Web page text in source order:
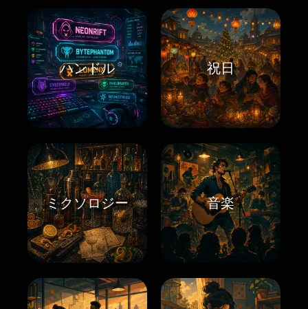
ハンドル 祝日
ミクソロジー 音楽